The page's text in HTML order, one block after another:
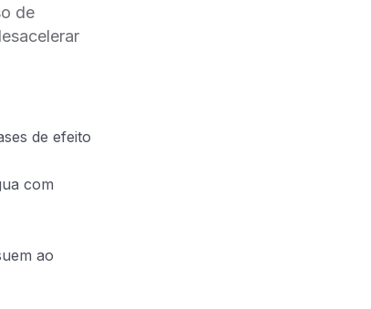
de
de efeito
com
ao